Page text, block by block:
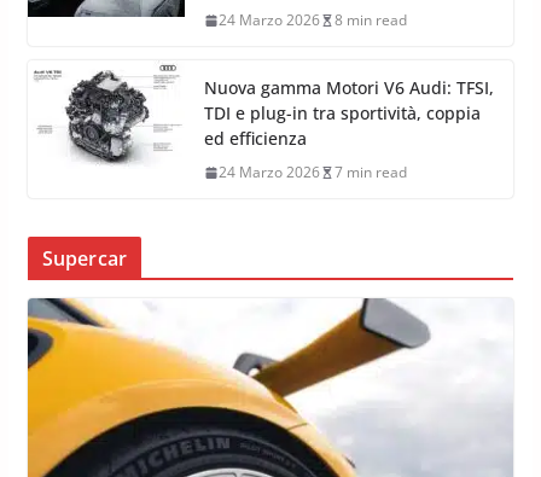
24 Marzo 2026 8 min read
Nuova gamma Motori V6 Audi: TFSI,
TDI e plug-in tra sportività, coppia
ed efficienza
24 Marzo 2026 7 min read
Supercar